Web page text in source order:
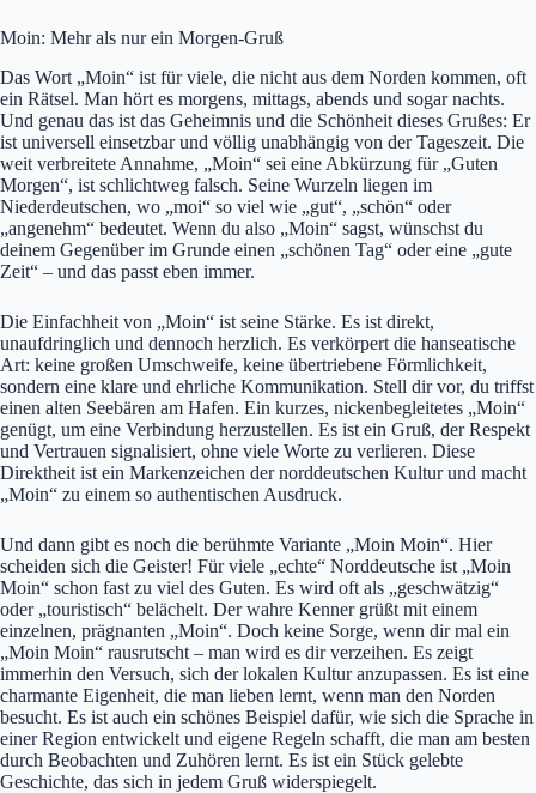
Moin: Mehr als nur ein Morgen-Gruß
Das Wort „Moin“ ist für viele, die nicht aus dem Norden kommen, oft
ein Rätsel. Man hört es morgens, mittags, abends und sogar nachts.
Und genau das ist das Geheimnis und die Schönheit dieses Grußes: Er
ist universell einsetzbar und völlig unabhängig von der Tageszeit. Die
weit verbreitete Annahme, „Moin“ sei eine Abkürzung für „Guten
Morgen“, ist schlichtweg falsch. Seine Wurzeln liegen im
Niederdeutschen, wo „moi“ so viel wie „gut“, „schön“ oder
„angenehm“ bedeutet. Wenn du also „Moin“ sagst, wünschst du
deinem Gegenüber im Grunde einen „schönen Tag“ oder eine „gute
Zeit“ – und das passt eben immer.
Die Einfachheit von „Moin“ ist seine Stärke. Es ist direkt,
unaufdringlich und dennoch herzlich. Es verkörpert die hanseatische
Art: keine großen Umschweife, keine übertriebene Förmlichkeit,
sondern eine klare und ehrliche Kommunikation. Stell dir vor, du triffst
einen alten Seebären am Hafen. Ein kurzes, nickenbegleitetes „Moin“
genügt, um eine Verbindung herzustellen. Es ist ein Gruß, der Respekt
und Vertrauen signalisiert, ohne viele Worte zu verlieren. Diese
Direktheit ist ein Markenzeichen der norddeutschen Kultur und macht
„Moin“ zu einem so authentischen Ausdruck.
Und dann gibt es noch die berühmte Variante „Moin Moin“. Hier
scheiden sich die Geister! Für viele „echte“ Norddeutsche ist „Moin
Moin“ schon fast zu viel des Guten. Es wird oft als „geschwätzig“
oder „touristisch“ belächelt. Der wahre Kenner grüßt mit einem
einzelnen, prägnanten „Moin“. Doch keine Sorge, wenn dir mal ein
„Moin Moin“ rausrutscht – man wird es dir verzeihen. Es zeigt
immerhin den Versuch, sich der lokalen Kultur anzupassen. Es ist eine
charmante Eigenheit, die man lieben lernt, wenn man den Norden
besucht. Es ist auch ein schönes Beispiel dafür, wie sich die Sprache in
einer Region entwickelt und eigene Regeln schafft, die man am besten
durch Beobachten und Zuhören lernt. Es ist ein Stück gelebte
Geschichte, das sich in jedem Gruß widerspiegelt.